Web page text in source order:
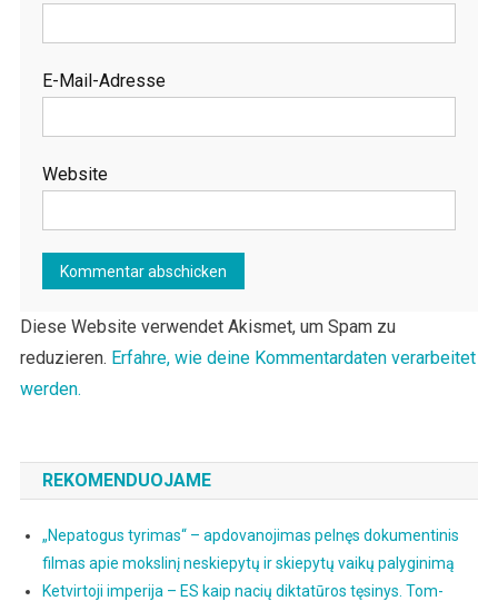
E-Mail-Adresse
Website
Diese Website verwendet Akismet, um Spam zu
reduzieren. Erfahre, wie deine Kommentardaten verarbeitet
werden.
REKOMENDUOJAME
„Nepatogus tyrimas“ – apdovanojimas pelnęs dokumentinis
filmas apie mokslinį neskiepytų ir skiepytų vaikų palyginimą
Ketvirtoji imperija – ES kaip nacių diktatūros tęsinys. Tom-